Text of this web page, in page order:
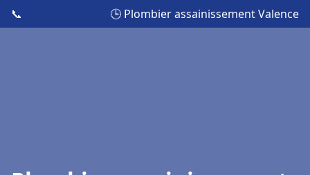
📞 🕒 Plombier assainissement Valence